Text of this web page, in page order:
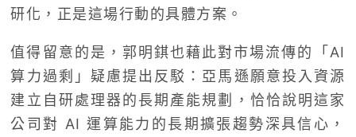
研化，正是這場行動的具體方案。
值得留意的是，郭明錤也藉此對市場流傳的「AI
算力過剩」疑慮提出反駁：亞馬遜願意投入資源
建立自研處理器的長期產能規劃，恰恰說明這家
公司對 AI 運算能力的長期擴張趨勢深具信心，